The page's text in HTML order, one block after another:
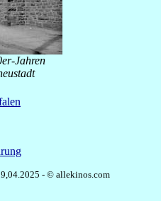
Jahren
- © allekinos.com